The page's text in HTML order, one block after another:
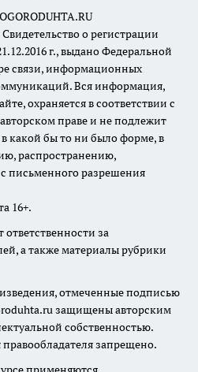
о регистрации
г., выдано Федеральной
связи, информационных
Вся информация,
охраняется в соответствии с
праве и не подлежит
какой бы то ни было форме, в
распространению,
письменного разрешения
16+.
ответственности за
а также материалы рубрики
отмеченные подписью
защищены авторским
собственностью.
запрещено.